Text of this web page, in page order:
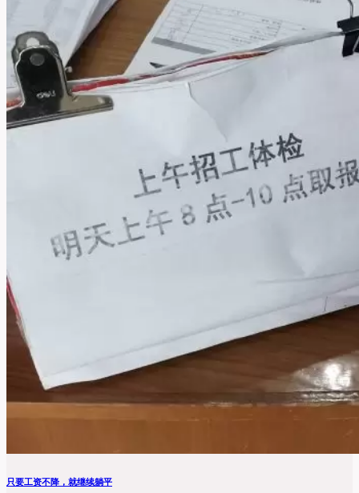
只要工资不降，就继续躺平